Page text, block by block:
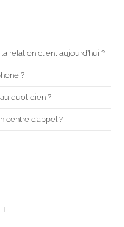
relation client aujourd’hui ?
?
quotidien ?
centre d’appel ?